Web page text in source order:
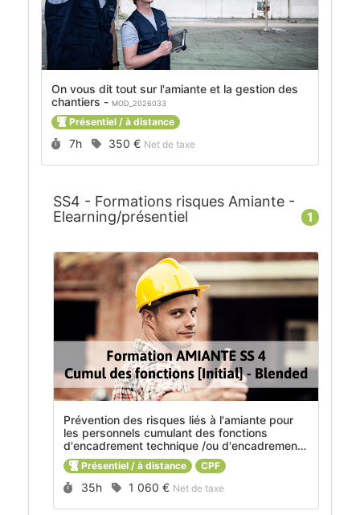
On vous dit tout sur l'amiante et la gestion des
chantiers - MOD_2026033
Présentiel / à distance
Durée :
7h Prix :
350 € Net de taxe
SS4 - Formations risques Amiante -
Elearning/présentiel
1
Prévention des risques liés à l'amiante pour
les personnels cumulant des fonctions
d'encadrement technique /ou d'encadrement
de chantier et/ou d'opérateur - interventions
MOD_2023035
Présentiel / à distance CPF
Durée :
35h Prix :
1 060 € Net de taxe